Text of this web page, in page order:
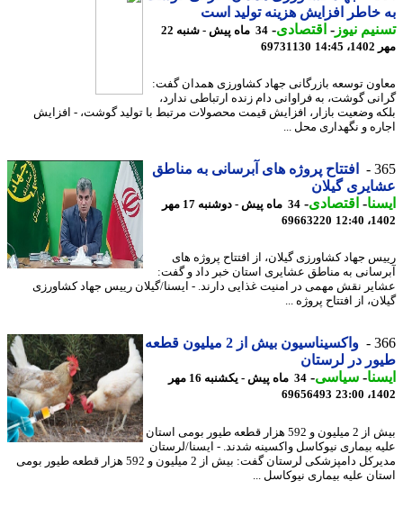
خاطر افزایش هزینه تولید است
نیوز-اقتصادی-
34 ماه پیش - شنبه 22
69731130
توسعه بازرگانی جهاد کشاورزی همدان گفت:
گوشت، به فراوانی دام زنده ارتباطی ندارد،
وضعیت بازار، افزایش قیمت محصولات مرتبط با تولید گوشت، - افزایش
و نگهداری محل ...
افتتاح پروژه های آبرسانی به مناطق
گیلان
-اقتصادی-
34 ماه پیش - دوشنبه 17 مهر
69663220
جهاد کشاورزی گیلان، از افتتاح پروژه های
به مناطق عشایری استان خبر داد و گفت:
نقش مهمی در امنیت غذایی دارند. - ایسنا/گیلان رییس جهاد کشاورزی
از افتتاح پروژه ...
واکسیناسیون بیش از 2 میلیون قطعه
در لرستان
-سیاسی-
34 ماه پیش - یکشنبه 16 مهر
69656493
بیش از 2 میلیون و 592 هزار قطعه طیور بومی استان
بیماری نیوکاسل واکسینه شدند. - ایسنا/لرستان
مدیرکل دامپزشکی لرستان گفت: بیش از 2 میلیون و 592 هزار قطعه طیور بومی
علیه بیماری نیوکاسل ...